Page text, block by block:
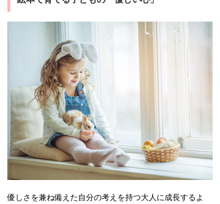
優しさを兼ね備えた自分の考えを持つ大人に成長するよ